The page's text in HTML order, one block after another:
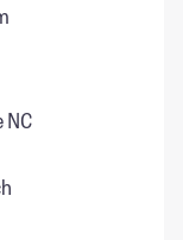
NC